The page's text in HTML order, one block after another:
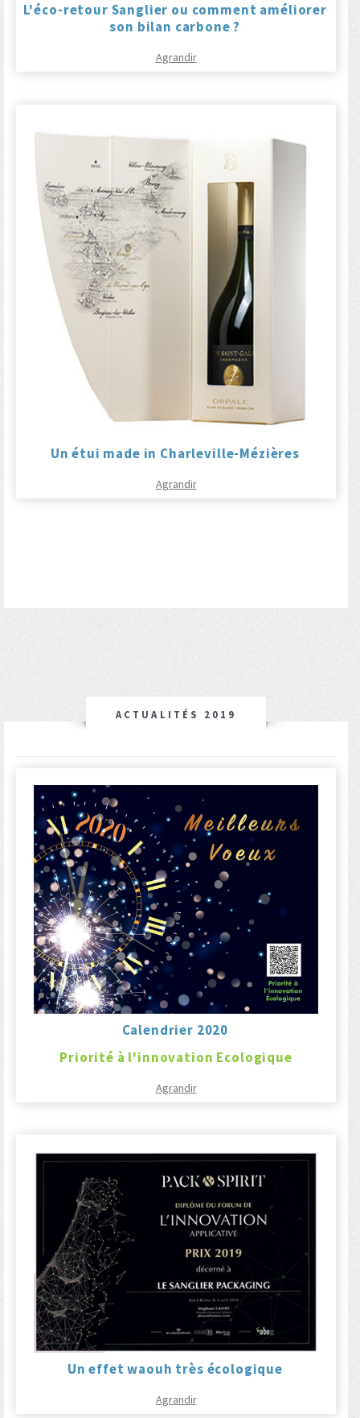
L'éco-retour Sanglier ou comment améliorer
son bilan carbone ?
Agrandir
Un étui made in Charleville-Mézières
Agrandir
ACTUALITÉS 2019
Calendrier 2020
Priorité à l'innovation Ecologique
Agrandir
Un effet waouh très écologique
Agrandir